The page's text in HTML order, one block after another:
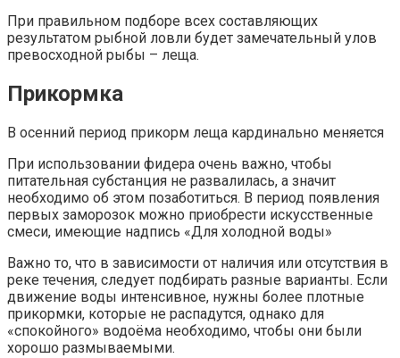
При правильном подборе всех составляющих
результатом рыбной ловли будет замечательный улов
превосходной рыбы – леща.
Прикормка
В осенний период прикорм леща кардинально меняется
При использовании фидера очень важно, чтобы
питательная субстанция не развалилась, а значит
необходимо об этом позаботиться. В период появления
первых заморозок можно приобрести искусственные
смеси, имеющие надпись «Для холодной воды»
Важно то, что в зависимости от наличия или отсутствия в
реке течения, следует подбирать разные варианты. Если
движение воды интенсивное, нужны более плотные
прикормки, которые не распадутся, однако для
«спокойного» водоёма необходимо, чтобы они были
хорошо размываемыми.